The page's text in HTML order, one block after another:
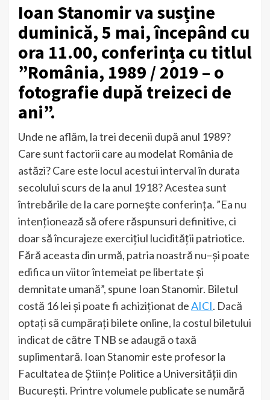
Ioan Stanomir va susține
duminică, 5 mai, începând cu
ora 11.00, conferința cu titlul
”România, 1989 / 2019 – o
fotografie după treizeci de
ani”.
Unde ne aflăm, la trei decenii după anul 1989?
Care sunt factorii care au modelat România de
astăzi? Care este locul acestui interval în durata
secolului scurs de la anul 1918? Acestea sunt
întrebările de la care porneşte conferinţa. ”Ea nu
intenţionează să ofere răspunsuri definitive, ci
doar să încurajeze exerciţiul lucidităţii patriotice.
Fără aceasta din urmă, patria noastră nu–şi poate
edifica un viitor întemeiat pe libertate şi
demnitate umană”, spune Ioan Stanomir. Biletul
costă 16 lei și poate fi achiziționat deAICI. Dacă
optați să cumpărați bilete online, la costul biletului
indicat de către TNB se adaugă o taxă
suplimentară. Ioan Stanomir este profesor la
Facultatea de Ştiinţe Politice a Universităţii din
Bucureşti. Printre volumele publicate se numără